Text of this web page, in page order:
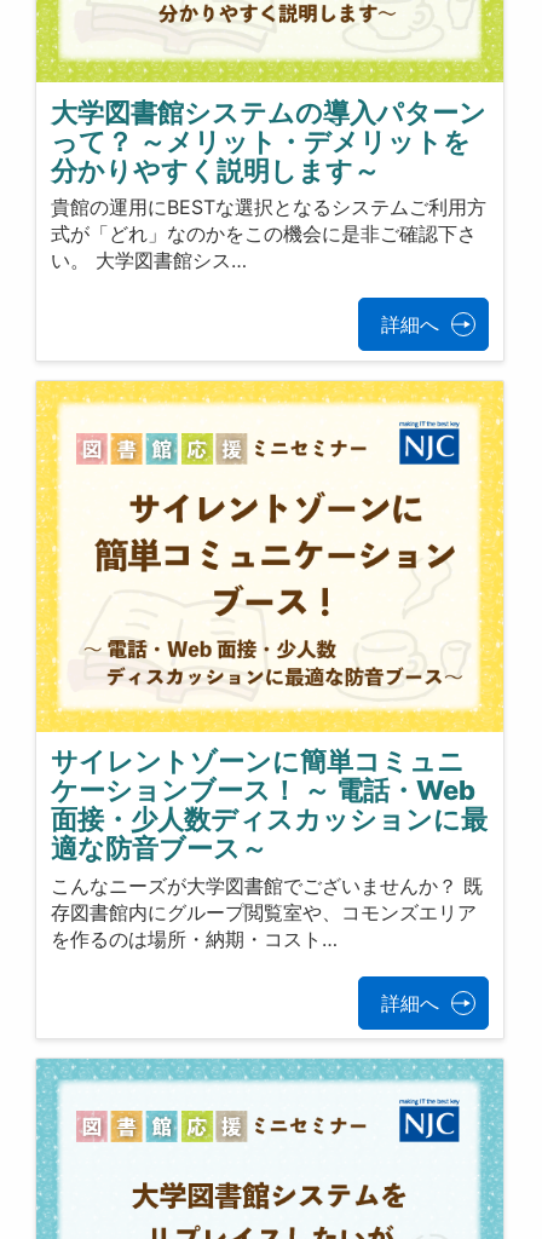
大学図書館システムの導入パターン
って？ ～メリット・デメリットを
分かりやすく説明します～
貴館の運用にBESTな選択となるシステムご利用方
式が「どれ」なのかをこの機会に是非ご確認下さ
い。 大学図書館シス…
詳細へ
サイレントゾーンに簡単コミュニ
ケーションブース！ ～ 電話・Web
面接・少人数ディスカッションに最
適な防音ブース～
こんなニーズが大学図書館でございませんか？ 既
存図書館内にグループ閲覧室や、コモンズエリア
を作るのは場所・納期・コスト…
詳細へ